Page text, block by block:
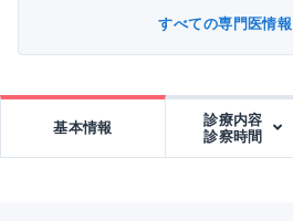
すべての専門医情
基本情報
診療内容
診察時間